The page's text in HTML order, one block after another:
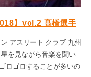
】vol.2 髙橋選手
アスリート クラブ 九州
を見ながら音楽を聞い
ロゴロすることが多いの